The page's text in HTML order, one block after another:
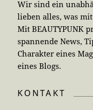
Wir sind ein
lieben alles, was
Mit BEAUTYPUNK
spannende News,
Charakter eines
eines Blogs.
KONTAKT